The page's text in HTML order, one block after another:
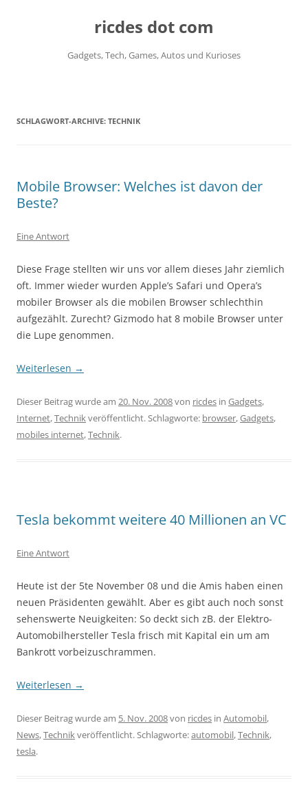
ricdes dot com
Gadgets, Tech, Games, Autos und Kurioses
SCHLAGWORT-ARCHIVE: TECHNIK
Mobile Browser: Welches ist davon der
Beste?
Eine Antwort
Diese Frage stellten wir uns vor allem dieses Jahr ziemlich
oft. Immer wieder wurden Apple’s Safari und Opera’s
mobiler Browser als die mobilen Browser schlechthin
aufgezählt. Zurecht? Gizmodo hat 8 mobile Browser unter
die Lupe genommen.
Weiterlesen →
Dieser Beitrag wurde am 20. Nov. 2008von ricdes in Gadgets,
Internet,Technikveröffentlicht. Schlagworte: browser,Gadgets,
mobiles internet,Technik.
Tesla bekommt weitere 40 Millionen an VC
Eine Antwort
Heute ist der 5te November 08 und die Amis haben einen
neuen Präsidenten gewählt. Aber es gibt auch noch sonst
sehenswerte Neuigkeiten: So deckt sich zB. der Elektro-
Automobilhersteller Tesla frisch mit Kapital ein um am
Bankrott vorbeizuschrammen.
Weiterlesen →
Dieser Beitrag wurde am 5. Nov. 2008von ricdes in Automobil,
News,Technikveröffentlicht. Schlagworte:automobil,Technik,
tesla.